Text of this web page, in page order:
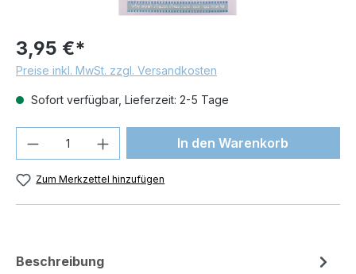
3,95 €*
Preise inkl. MwSt. zzgl. Versandkosten
Sofort verfügbar, Lieferzeit: 2-5 Tage
Produkt Anzahl: Gib denIn den Warenkorb
Zum Merkzettel hinzufügen
Beschreibung